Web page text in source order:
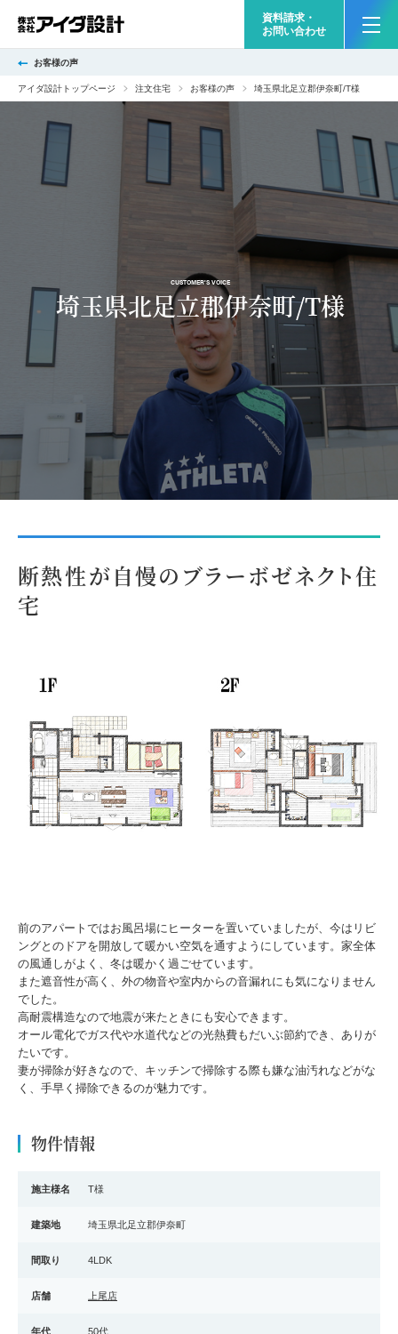
資料請求・
お問い合わせ
お客様の声
アイダ設計トップページ 注文住宅 お客様の声 埼玉県北足立郡伊奈町/T様
CUSTOMER'S VOICE
埼玉県北足立郡伊奈町/T様
断熱性が自慢のブラーボゼネクト住
宅
前のアパートではお風呂場にヒーターを置いていましたが、今はリビ
ングとのドアを開放して暖かい空気を通すようにしています。家全体
の風通しがよく、冬は暖かく過ごせています。
また遮音性が高く、外の物音や室内からの音漏れにも気になりません
でした。
高耐震構造なので地震が来たときにも安心できます。
オール電化でガス代や水道代などの光熱費もだいぶ節約でき、ありが
たいです。
妻が掃除が好きなので、キッチンで掃除する際も嫌な油汚れなどがな
く、手早く掃除できるのが魅力です。
物件情報
施主様名 T様
建築地 埼玉県北足立郡伊奈町
間取り 4LDK
店舗 上尾店
年代 50代